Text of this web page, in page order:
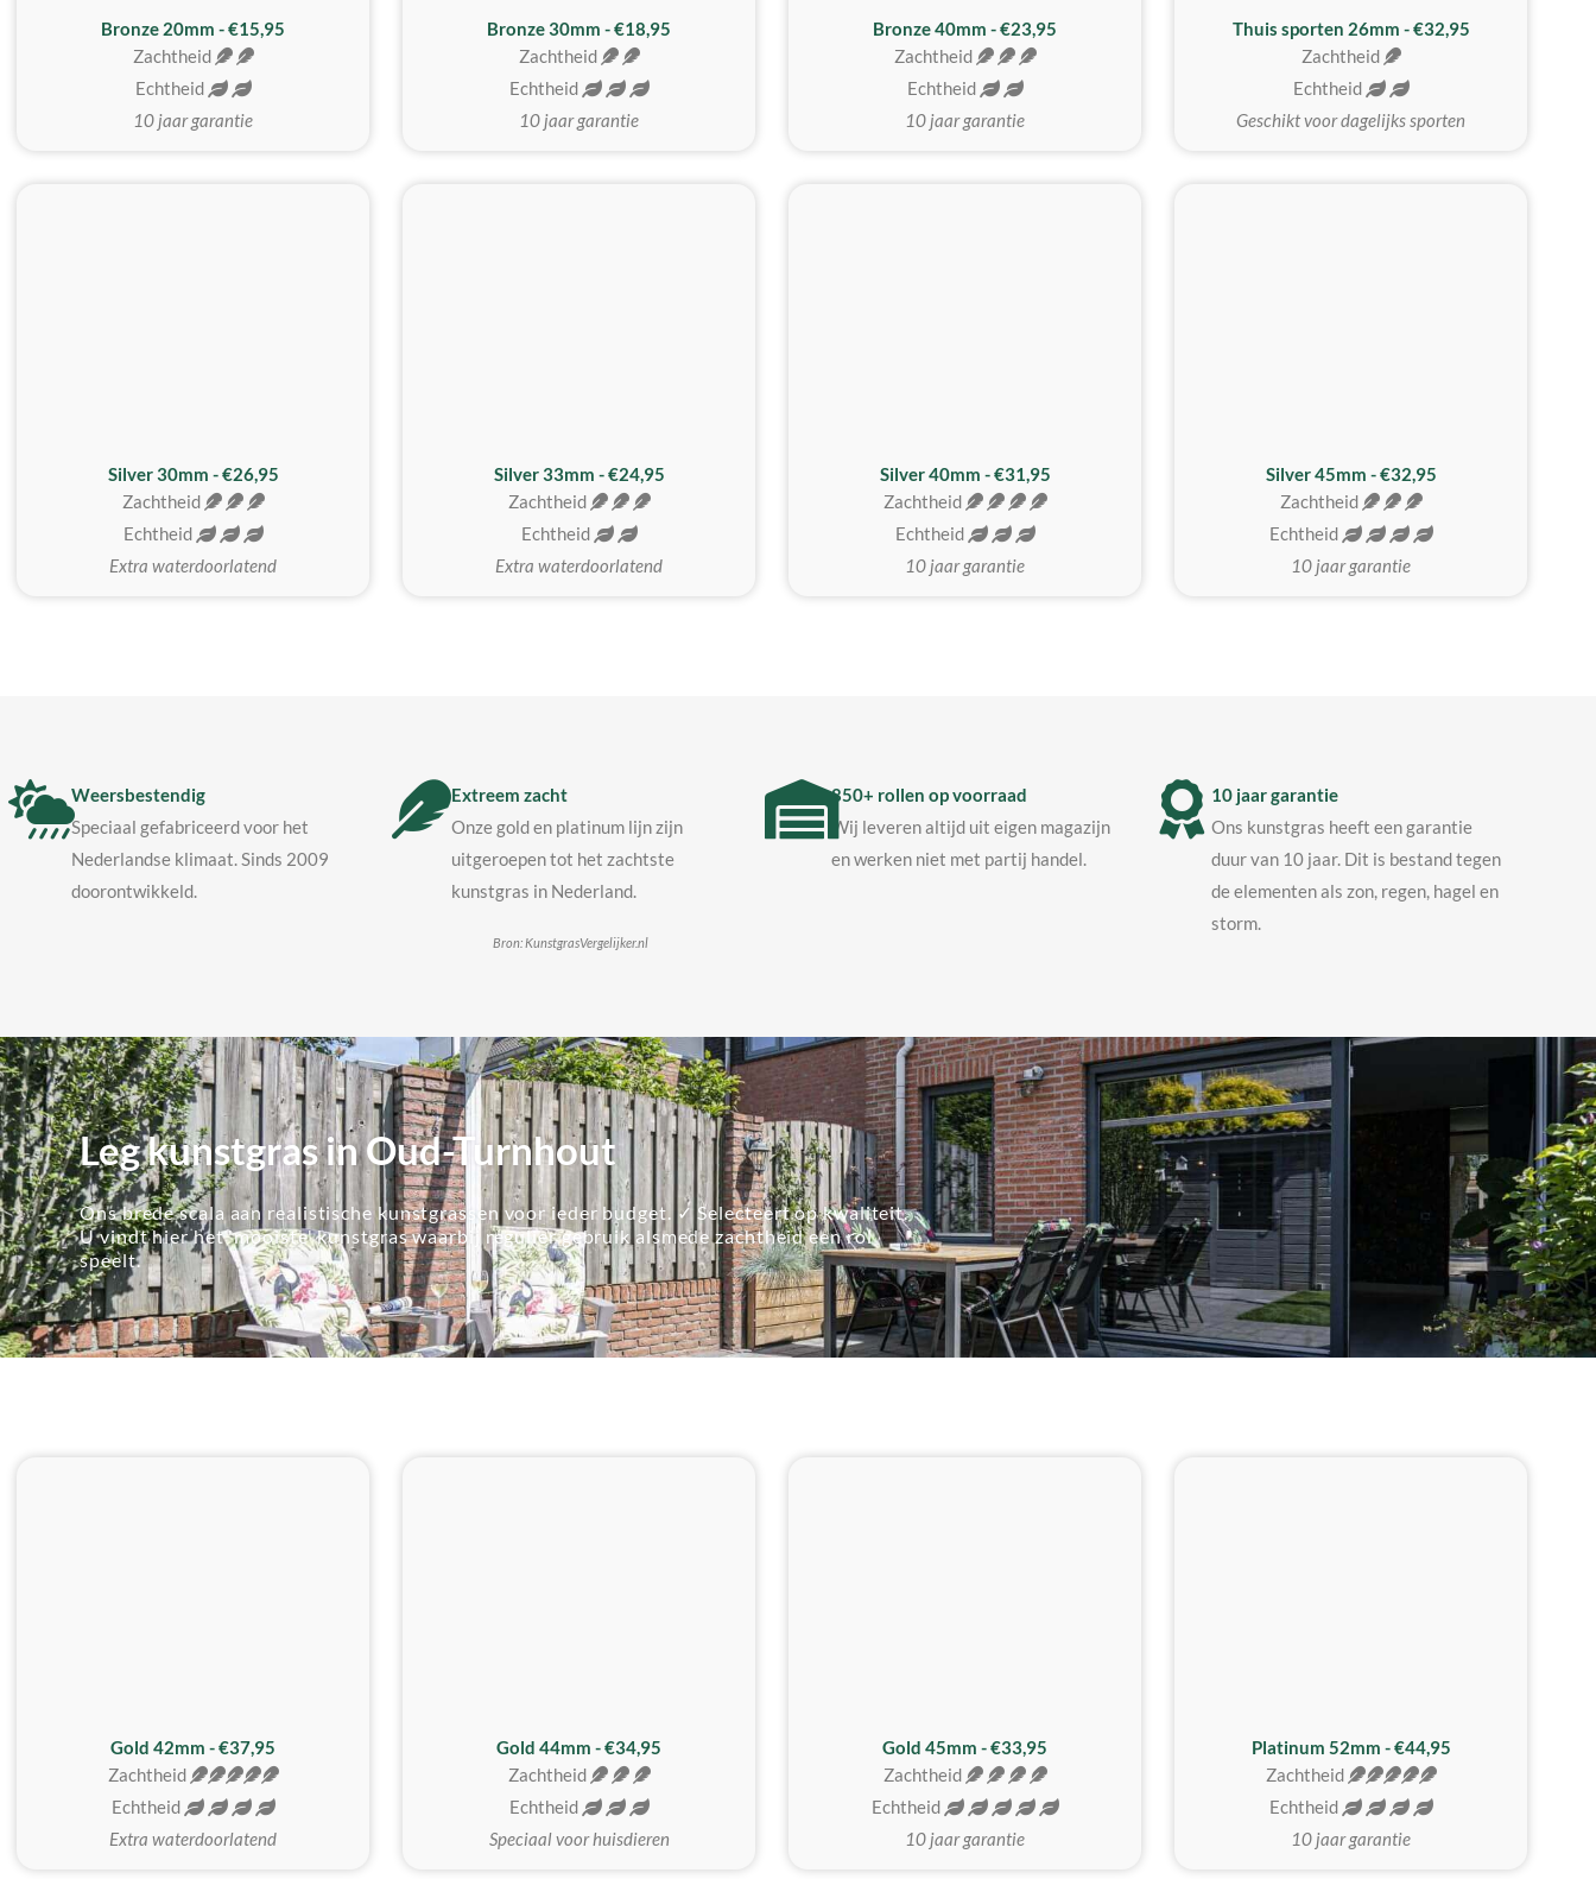
Bronze 20mm - €15,95
Zachtheid
Echtheid
10 jaar garantie
Bronze 30mm - €18,95
Zachtheid
Echtheid
10 jaar garantie
Bronze 40mm - €23,95
Zachtheid
Echtheid
10 jaar garantie
Thuis sporten 26mm - €32,95
Zachtheid
Echtheid
Geschikt voor dagelijks sporten
Silver 30mm - €26,95
Zachtheid
Echtheid
Extra waterdoorlatend
Silver 33mm - €24,95
Zachtheid
Echtheid
Extra waterdoorlatend
Silver 40mm - €31,95
Zachtheid
Echtheid
10 jaar garantie
MEEST GEKOZEN
Silver 45mm - €32,95
Zachtheid
Echtheid
10 jaar garantie
Weersbestendig
Speciaal gefabriceerd voor het
Nederlandse klimaat. Sinds 2009
doorontwikkeld.
Extreem zacht
Onze gold en platinum lijn zijn
uitgeroepen tot het zachtste
kunstgras in Nederland.
Bron: KunstgrasVergelijker.nl
850+ rollen op voorraad
Wij leveren altijd uit eigen magazijn
en werken niet met partij handel.
10 jaar garantie
Ons kunstgras heeft een garantie
duur van 10 jaar. Dit is bestand tegen
de elementen als zon, regen, hagel en
storm.
Leg kunstgras in Oud-Turnhout
Ons brede scala aan realistische kunstgrassen voor ieder budget. ✓ Selecteert op kwaliteit.
U vindt hier het 'mooiste' kunstgras waarbij regulier gebruik alsmede zachtheid een rol
speelt.
Gold 42mm - €37,95
Zachtheid
Echtheid
Extra waterdoorlatend
Gold 44mm - €34,95
Zachtheid
Echtheid
Speciaal voor huisdieren
Gold 45mm - €33,95
Zachtheid
Echtheid
10 jaar garantie
Platinum 52mm - €44,95
Zachtheid
Echtheid
10 jaar garantie